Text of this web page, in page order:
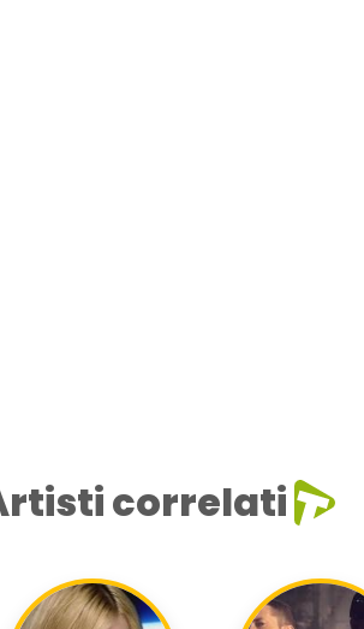
correlati